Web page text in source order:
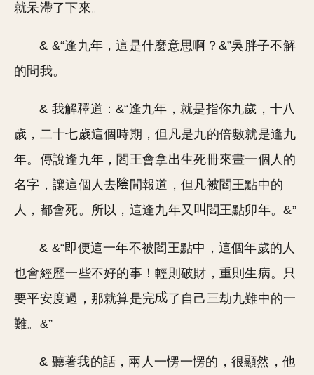
就呆滯了下來。
& &“逢九年，這是什麼意思啊？&”吳胖子不解
的問我。
& 我解釋道：&“逢九年，就是指你九歲，十八
歲，二十七歲這個時期，但凡是九的倍數就是逢九
年。傳說逢九年，閻王會拿出生死冊來畫一個人的
名字，讓這個人去
間報道，但凡被閻王點中的
人，都會死。所以，這逢九年又
閻王點卯年。&”
& &“即便這一年不被閻王點中，這個年歲的人
也會經歷一些不好的事！輕則破財，重則生病。只
要平安度過，那就算是完
了自己三劫九難中的一
難。&”
& 聽著我的話，兩人一愣一愣的，很顯然，他